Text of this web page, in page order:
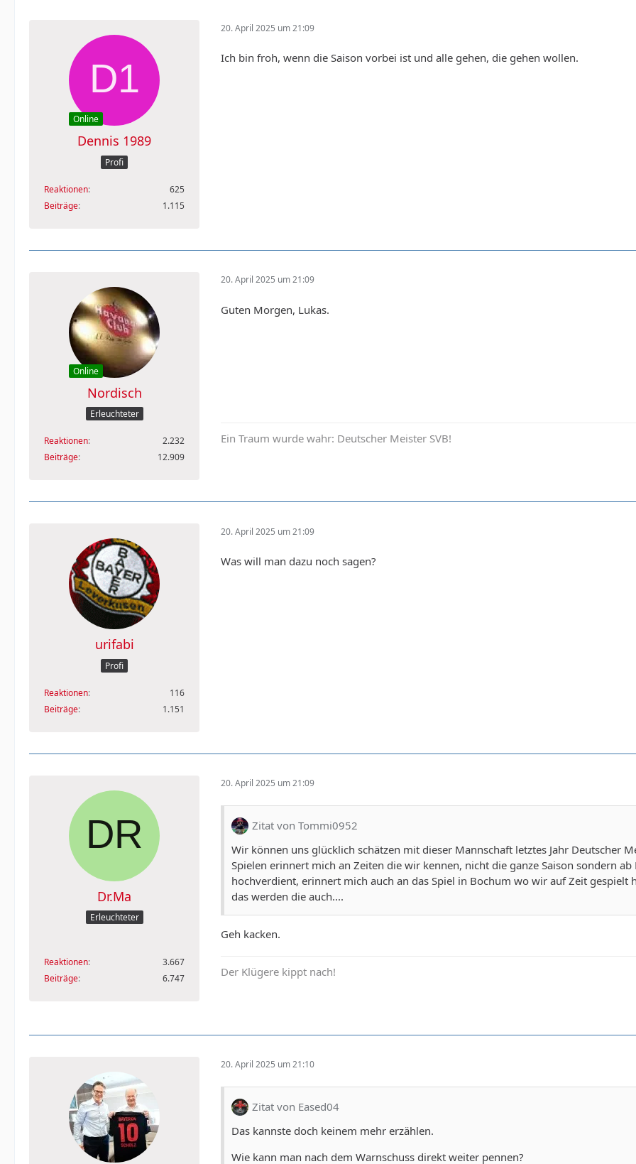
Online
Dennis 1989
Profi
Reaktionen
625
Beiträge
1.115
20. April 2025 um 21:09
Ich bin froh, wenn die Saison vorbei ist und alle gehen, die gehen wollen.
Online
Nordisch
Erleuchteter
Reaktionen
2.232
Beiträge
12.909
20. April 2025 um 21:09
Guten Morgen, Lukas.
Ein Traum wurde wahr: Deutscher Meister SVB!
urifabi
Profi
Reaktionen
116
Beiträge
1.151
20. April 2025 um 21:09
Was will man dazu noch sagen?
Dr.Ma
Erleuchteter
Reaktionen
3.667
Beiträge
6.747
20. April 2025 um 21:09
Zitat von Tommi0952
Wir können uns glücklich schätzen mit dieser Mannschaft letztes Jahr Deutscher
Spielen erinnert mich an Zeiten die wir kennen, nicht die ganze Saison sondern
hochverdient, erinnert mich auch an das Spiel in Bochum wo wir auf Zeit gespielt
das werden die auch....
Geh kacken.
Der Klügere kippt nach!
20. April 2025 um 21:10
Zitat von Eased04
Das kannste doch keinem mehr erzählen.
Wie kann man nach dem Warnschuss direkt weiter pennen?